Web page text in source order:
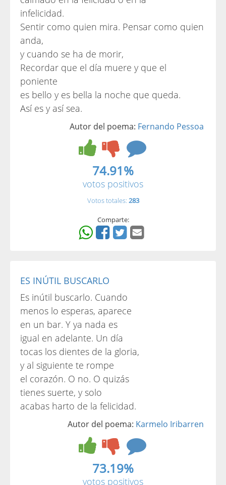
infelicidad.
Sentir como quien mira. Pensar como quien
anda,
y cuando se ha de morir,
Recordar que el día muere y que el
poniente
es bello y es bella la noche que queda.
Así es y así sea.
Autor del poema: Fernando Pessoa
74.91%
votos positivos
Votos totales: 283
Comparte:
ES INÚTIL BUSCARLO
Es inútil buscarlo. Cuando
menos lo esperas, aparece
en un bar. Y ya nada es
igual en adelante. Un día
tocas los dientes de la gloria,
y al siguiente te rompe
el corazón. O no. O quizás
tienes suerte, y solo
acabas harto de la felicidad.
Autor del poema: Karmelo Iribarren
73.19%
votos positivos